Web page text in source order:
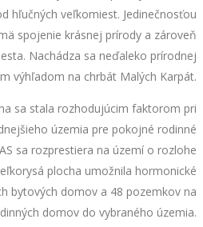
hľučných veľkomiest. Jedinečnosťou
spojenie krásnej prírody a zároveň
Nachádza sa neďaleko prírodnej
výhľadom na chrbát Malých Karpát.
sa stala rozhodujúcim faktorom pri
územia pre pokojné rodinné
sa rozprestiera na území o rozlohe
plocha umožnila hormonické
bytových domov a 48 pozemkov na
domov do vybraného územia.